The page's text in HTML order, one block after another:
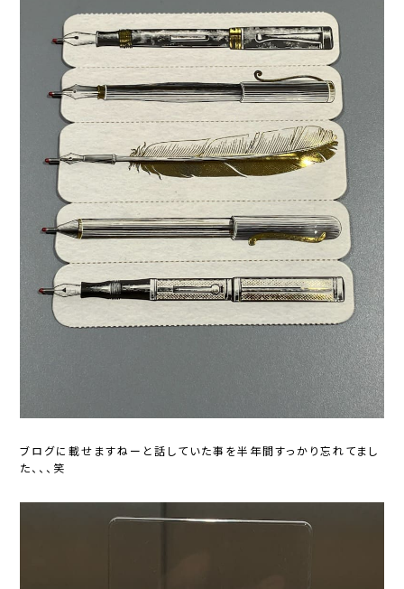
ブログに載せますねーと話していた事を半年間すっかり忘れてまし
た、、、笑